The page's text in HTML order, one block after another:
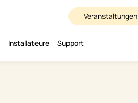
Veranstaltungen
Installateure Support